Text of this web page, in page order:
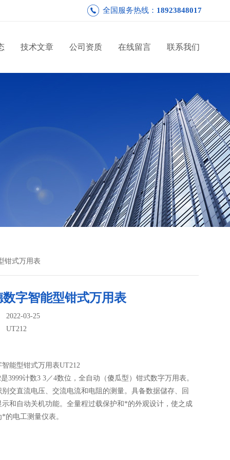
全国服务热线： 18923848017
技术文章 公司资质 在线留言 联系我们
钳式万用表
数字智能型钳式万用表
2022-03-25
UT212
能型钳式万用表UT212
3999计数3 3／4数位，全自动（傻瓜型）钳式数字万用表。
别交直流电压、交流电流和电阻的测量。具备数据儲存、回
示和自动关机功能。全量程过载保护和*的外观设计，使之成
的电工测量仪表。